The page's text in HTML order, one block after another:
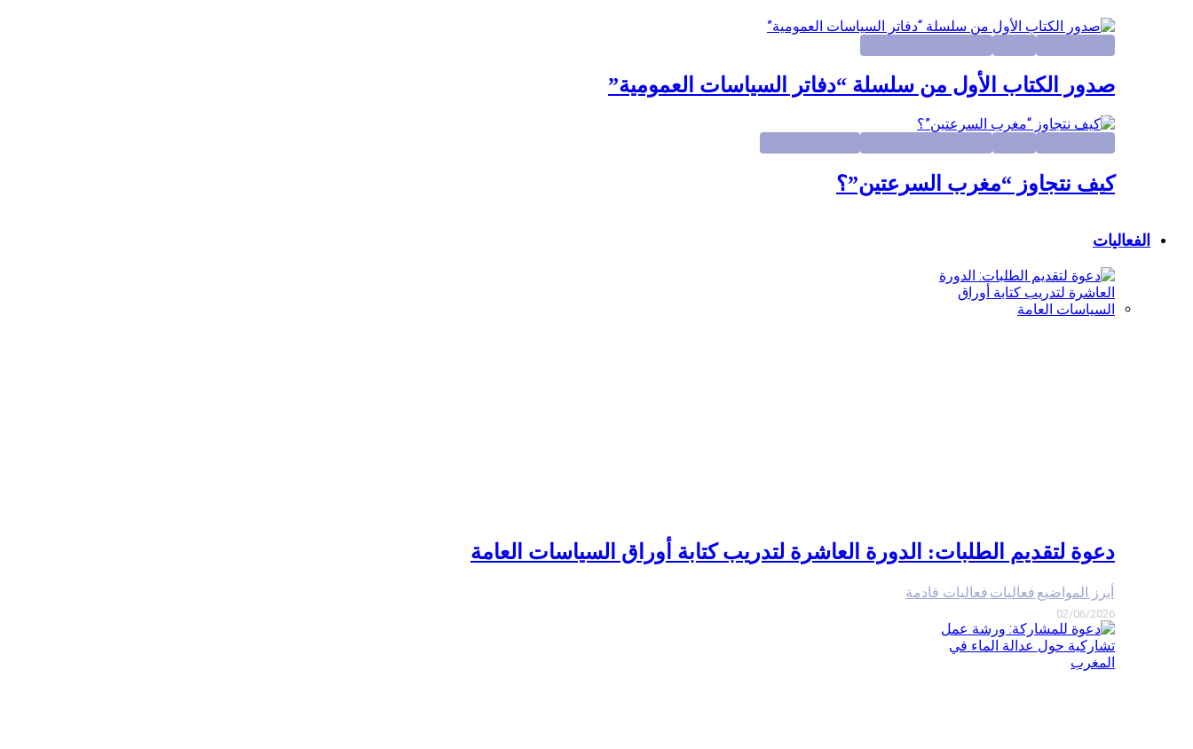
صدور الكتاب الأول من سلسلة “دفاتر السياسات العمومية”
كيف نتجاوز “مغرب السرعتين”؟
الفعاليات
دعوة لتقديم الطلبات: الدورة العاشرة لتدريب كتابة أوراق السياسات العامة
أبرز المواضيع فعاليات فعاليات قادمة
02/06/2026